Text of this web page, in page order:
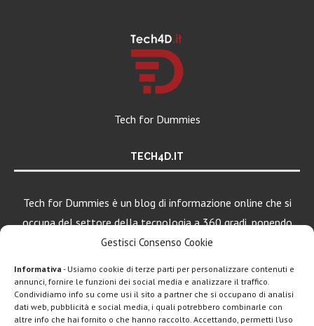
Gestisci Consenso Cookie
Informativa - Usiamo cookie di terze parti per personalizzare contenuti e
annunci, fornire le funzioni dei social media e analizzare il traffico.
Condividiamo info su come usi il sito a partner che si occupano di analisi
dati web, pubblicità e social media, i quali potrebbero combinarle con
altre info che hai fornito o che hanno raccolto. Accettando, permetti l’uso
Tech for Dummies
TECH4D.IT
Tech for Dummies è un blog di informazione online che si
occupa del settore della tecnologia a 360 gradi, ponendo
una particolare attenzione al mondo Android, Apple e
LEGGI ANCHE